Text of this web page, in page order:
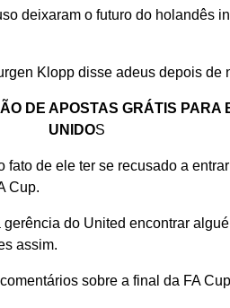
deixaram o futuro do holandês
Klopp disse adeus depois de
DE APOSTAS GRÁTIS PARA
UNIDOS
fato de ele ter se recusado a
Cup.
do United encontrar
assim.
sobre a final da FA Cup